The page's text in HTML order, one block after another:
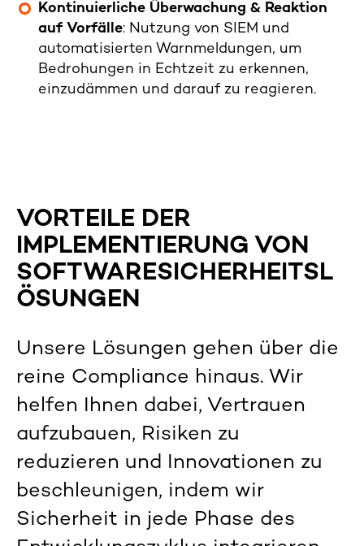
Kontinuierliche Überwachung & Reaktion
auf Vorfälle:Nutzung von SIEM und
automatisierten Warnmeldungen, um
Bedrohungen in Echtzeit zu erkennen,
einzudämmen und darauf zu reagieren.
VORTEILE DER
IMPLEMENTIERUNG VON
SOFTWARESICHERHEITSL
ÖSUNGEN
Unsere Lösungen gehen über die
reine Compliance hinaus. Wir
helfen Ihnen dabei, Vertrauen
aufzubauen, Risiken zu
reduzieren und Innovationen zu
beschleunigen, indem wir
Sicherheit in jede Phase des